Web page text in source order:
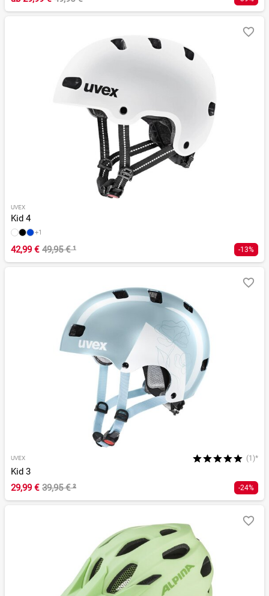
UVEX
Kid 4
+1
42,99 € 49,95 €¹ -13%
UVEX (1)*
Kid 3
29,99 € 39,95 €² -24%